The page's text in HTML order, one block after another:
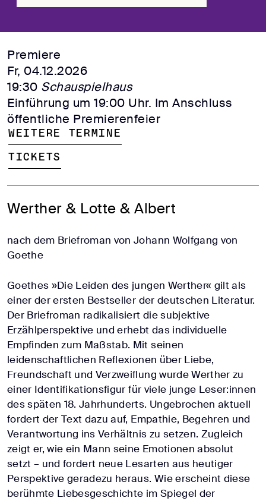
Premiere
Fr, 04.12.2026
19:30 Schauspielhaus
Einführung um 19:00 Uhr. Im Anschluss
öffentliche Premierenfeier
Weitere Termine
Tickets
Werther & Lotte & Albert
nach dem Briefroman von Johann Wolfgang von
Goethe
Goethes »Die Leiden des jungen Werther« gilt als
einer der ersten Bestseller der deutschen Literatur.
Der Briefroman radikalisiert die subjektive
Erzählperspektive und erhebt das individuelle
Empfinden zum Maßstab. Mit seinen
leidenschaftlichen Reflexionen über Liebe,
Freundschaft und Verzweiflung wurde Werther zu
einer Identifikationsfigur für viele junge Leser:innen
des späten 18. Jahrhunderts. Ungebrochen aktuell
fordert der Text dazu auf, Empathie, Begehren und
Verantwortung ins Verhältnis zu setzen. Zugleich
zeigt er, wie ein Mann seine Emotionen absolut
setzt – und fordert neue Lesarten aus heutiger
Perspektive geradezu heraus. Wie erscheint diese
berühmte Liebesgeschichte im Spiegel der